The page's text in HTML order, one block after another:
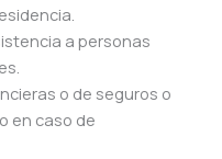
a personas
o de seguros o
en caso de